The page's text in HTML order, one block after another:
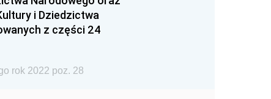
i Dziedzictwa
z części 24
rok 2022 poz. 28